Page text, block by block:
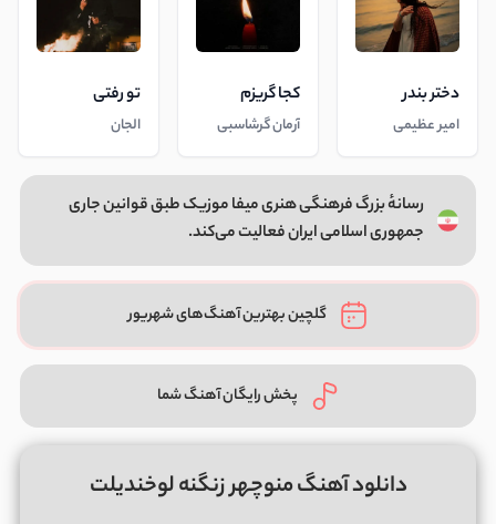
دختر بندر
امیر عظیمی
کجا گریزم
آرمان گرشاسبی
تو رفتی
الجان
رسانهٔ بزرگ فرهنگی هنری میفا موزیک طبق قوانین جاری
جمهوری اسلامی ایران فعالیت می‌کند.
گلچین بهترین آهنگ‌های شهریور
پخش رایگان آهنگ شما
دانلود آهنگ منوچهر زنگنه لوخندیلت